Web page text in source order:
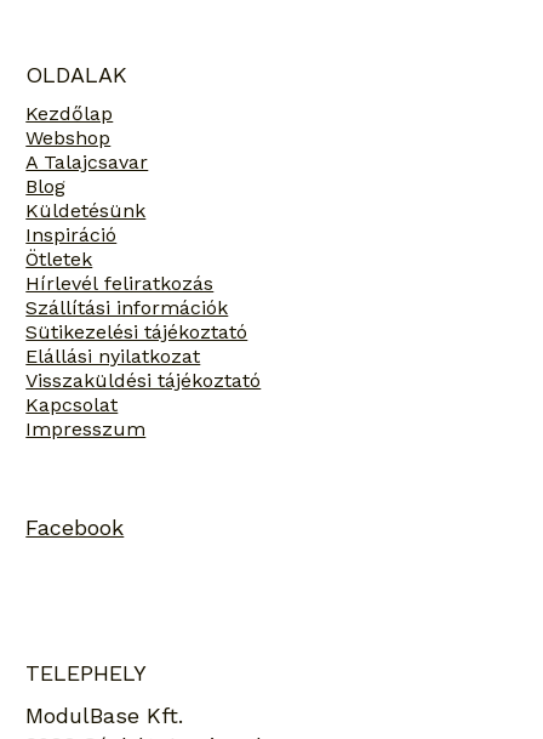
OLDALAK
Kezdőlap
Webshop
A Talajcsavar
Blog
Küldetésünk
Inspiráció
Ötletek
Hírlevél feliratkozás
Szállítási információk
Sütikezelési tájékoztató
Elállási nyilatkozat
Visszaküldési tájékoztató
Kapcsolat
Impresszum
Facebook
TELEPHELY
ModulBase Kft.